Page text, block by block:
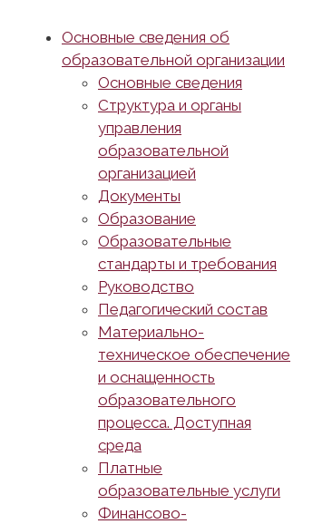
Основные сведения об
образовательной организации
Основные сведения
Структура и органы
управления
образовательной
организацией
Документы
Образование
Образовательные
стандарты и требования
Руководство
Педагогический состав
Материально-
техническое обеспечение
и оснащенность
образовательного
процесса. Доступная
среда
Платные
образовательные услуги
Финансово-